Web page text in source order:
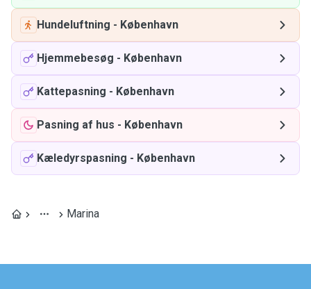
Hundeluftning - København
Hjemmebesøg - København
Kattepasning - København
Pasning af hus - København
Kæledyrspasning - København
Marina